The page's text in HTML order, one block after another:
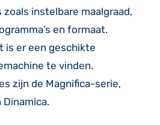
instelbare maalgraad,
en formaat.
is er een geschikte
te vinden.
zijn de Magnifica-serie,
Dinamica.